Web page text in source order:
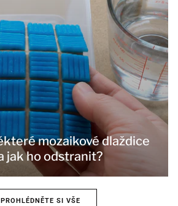
mozaikové dlaždice
jak ho odstranit?
PROHLÉDNĚTE SI VŠE